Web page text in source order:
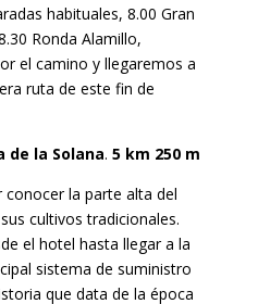
habituales, 8.00 Gran
Ronda Alamillo,
el camino y llegaremos a
ruta de este fin de
de la Solana. 5 km 250 m
la parte alta del
cultivos tradicionales.
el hotel hasta llegar a la
sistema de suministro
que data de la época